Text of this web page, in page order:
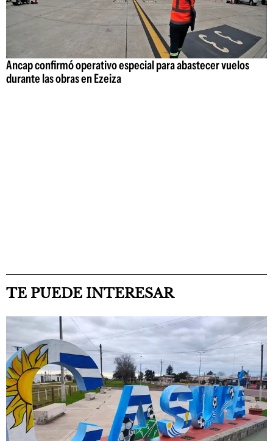
Ancap confirmó operativo especial para abastecer vuelos
durante las obras en Ezeiza
TE PUEDE INTERESAR